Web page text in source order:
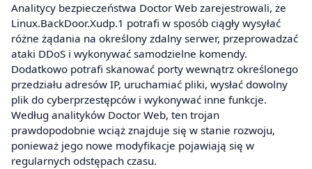
Analitycy bezpieczeństwa Doctor Web zarejestrowali, że
Linux.BackDoor.Xudp.1 potrafi w sposób ciągły wysyłać
różne żądania na określony zdalny serwer, przeprowadzać
ataki DDoS i wykonywać samodzielne komendy.
Dodatkowo potrafi skanować porty wewnątrz określonego
przedziału adresów IP, uruchamiać pliki, wysłać dowolny
plik do cyberprzestępców i wykonywać inne funkcje.
Według analityków Doctor Web, ten trojan
prawdopodobnie wciąż znajduje się w stanie rozwoju,
ponieważ jego nowe modyfikacje pojawiają się w
regularnych odstępach czasu.